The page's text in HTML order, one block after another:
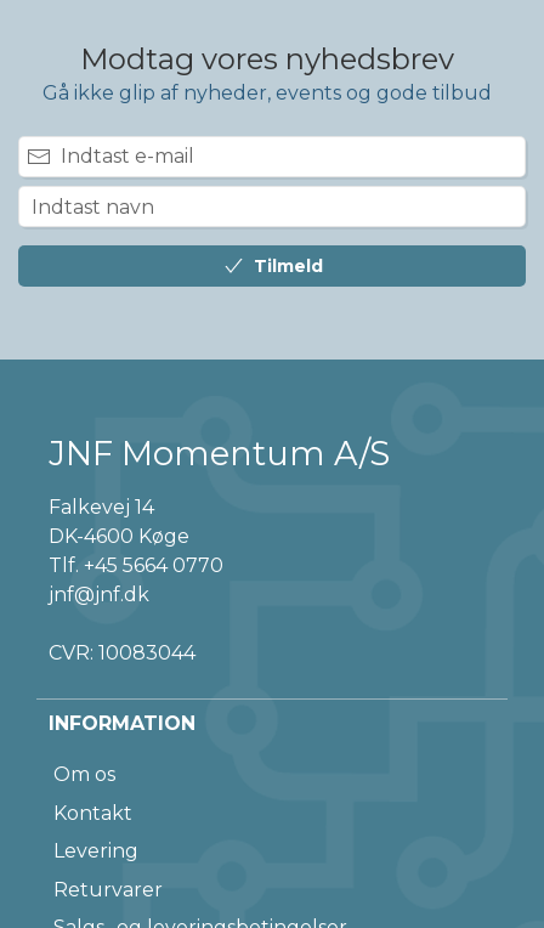
Modtag vores nyhedsbrev
Gå ikke glip af nyheder, events og gode tilbud
Tilmeld
JNF Momentum A/S
Falkevej 14
DK-4600 Køge
Tlf. +45 5664 0770
jnf@jnf.dk
CVR: 10083044
INFORMATION
Om os
Kontakt
Levering
Returvarer